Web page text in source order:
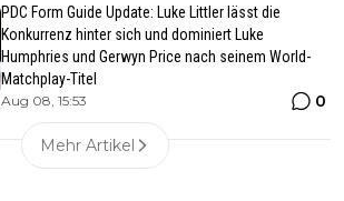
PDC Form Guide Update: Luke Littler lässt die
Konkurrenz hinter sich und dominiert Luke
Humphries und Gerwyn Price nach seinem World-
Matchplay-Titel
Aug 08, 15:53 0
Mehr Artikel